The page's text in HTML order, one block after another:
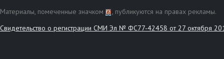
Материалы, помеченные значком
, публикуются на правах рекламы.
Свидетельство о регистрации СМИ Эл № ФС77-42458 от 27 октября